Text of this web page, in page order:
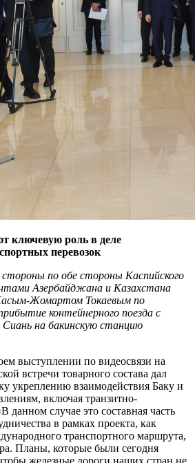
ключевую роль в деле
перевозок
стороны по обе стороны Каспийского
Азербайджана и Казахстана
Жомартом Токаевым по
контейнерного поезда с
Сиань на бакинскую станцию
выступлении по видеосвязи на
встречи товарного состава дал
укреплению взаимодействия Баку и
включая транзитно-
данном случае это составная часть
в рамках проекта, как
транспортного маршрута,
Планы, которые были сегодня